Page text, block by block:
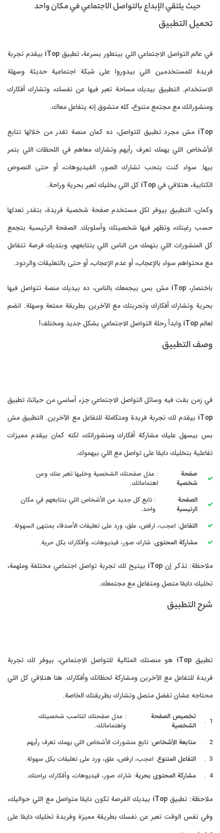
حيث يلتقي الإبداع بالتواصل الاجتماعي في مكان واحد
تحميل التطبيق
في عالم التواصل الاجتماعي اللي بيتطور بسرعة، تطبيق iTop بيقدم تجربة
فريدة للمستخدمين اللي بيدوروا على شبكة اجتماعية حديثة وسهلة
الاستخدام. التطبيق بيديك مساحة تعبر فيها عن نفسك، وتشارك أفكارك
ومنشوراتك مع مجتمع متنوع، كله متشوق إنه يتفاعل معاك.
iTop مش مجرد تطبيق للتواصل، ده كمان منصة تقدر من خلالها تتابع
الأشخاص اللي يهمك تعرف رأيهم وتشارك معاهم في اللحظات اللي بتمر
بيها. سواء كنت بتحب تشارك الصور، الفيديوهات، أو حتى النصوص
الكتابية، هتلاقي فيiTop كل اللي يخليك تعبر بحرية وراحة.
وكمان، التطبيق بيوفر لكل مستخدم صفحة شخصية فريدة، بتقدر تعدلها
حسب رغبتك، وتظهر فيها شخصيتك وأسلوبك. الصفحة الرئيسية بتجمع
كل المنشورات اللي بتهمك من الناس اللي بتتابعهم، وبتديك فرصة تتفاعل
مع محتواهم سواء بالإعجاب، أو عدم الإعجاب، أو حتى بالتعليقات والردود.
باختصار،iTop مش بس بيجمعك بالناس، ده بيديك منصة تتواصل فيها
بحرية وتشارك أفكارك وتجربتك مع الآخرين بطريقة ممتعة وسهلة. انضم
لعالمiTop وابدأ رحلة التواصل الاجتماعي بشكل جديد ومختلف!
وصف التطبيق
في زمن بقت فيه وسائل التواصل الاجتماعي جزء أساسي من حياتنا، تطبيق
iTop بيقدم لك تجربة فريدة ومتكاملة للتفاعل مع الآخرين. التطبيق مش
بس بيسهل عليك مشاركة أفكارك ومنشوراتك، لكنه كمان بيقدم مميزات
تفاعلية بتخليك دايمًا على تواصل مع اللي بيهموك.
صفحة
شخصية
: عدل صفحتك الشخصية وخليها تعبر عنك وعن
اهتماماتك.
الصفحة
الرئيسية
: تابع كل جديد من الأشخاص اللي بتتابعهم في مكان
واحد.
التفاعل: اعجب، ارفض، علق، ورد على تعليقات الأصدقاء بمنتهى السهولة.
مشاركة المحتوى: شارك صور، فيديوهات، وأفكارك بكل حرية.
ملاحظة: تذكر إن iTop بيتيح لك تجربة تواصل اجتماعي مختلفة وملهمة،
تخليك دايمًا متصل ومتفاعل مع مجتمعك.
شرح التطبيق
تطبيق iTop هو منصتك المثالية للتواصل الاجتماعي، بيوفر لك تجربة
فريدة للتفاعل مع الآخرين ومشاركة لحظاتك وأفكارك. هنا هتلاقي كل اللي
محتاجه عشان تفضل متصل وتشارك بطريقتك الخاصة.
تخصيص الصفحة
الشخصية
: عدل صفحتك لتناسب شخصيتك
واهتماماتك.
متابعة الأشخاص: تابع منشورات الأشخاص اللي يهمك تعرف رأيهم.
التفاعل المتنوع: اعجب، ارفض، علق، ورد على تعليقات بكل سهولة.
مشاركة المحتوى بحرية: شارك صور، فيديوهات، وأفكارك براحتك.
ملاحظة: تطبيق iTop بيديك الفرصة تكون دايمًا متواصل مع اللي حواليك،
وفي نفس الوقت تعبر عن نفسك بطريقة مميزة وفريدة تخليك دايمًا على